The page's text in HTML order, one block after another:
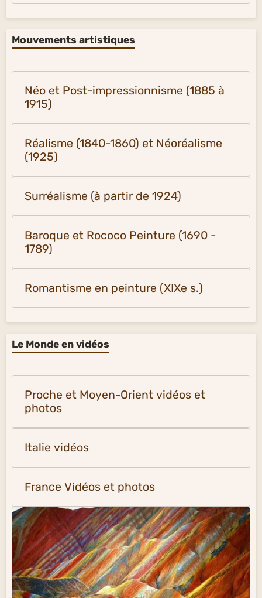
Mouvements artistiques
Néo et Post-impressionnisme (1885 à
1915)
Réalisme (1840-1860) et Néoréalisme
(1925)
Surréalisme (à partir de 1924)
Baroque et Rococo Peinture (1690 -
1789)
Romantisme en peinture (XIXe s.)
Le Monde en vidéos
Proche et Moyen-Orient vidéos et
photos
Italie vidéos
France Vidéos et photos